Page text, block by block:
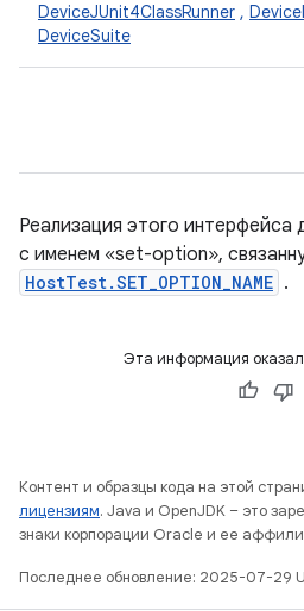
DeviceJUnit4ClassRunner ,
DeviceSuite
Реализация этого интерфейса
с именем «set-option»,
HostTest.SET_OPTION_NAME .
Эта информация
Контент и образцы кода на этой
лицензиям. Java и OpenJDK – это
знаки корпорации Oracle и ее
Последнее обновление: 2025-07-29